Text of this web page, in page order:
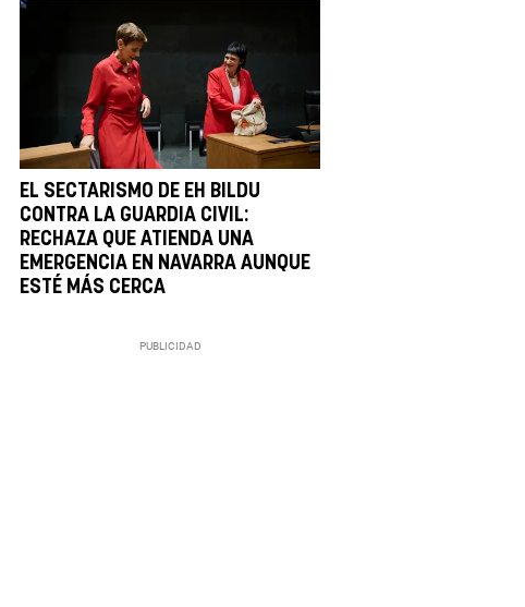
EL SECTARISMO DE EH BILDU
CONTRA LA GUARDIA CIVIL:
RECHAZA QUE ATIENDA UNA
EMERGENCIA EN NAVARRA AUNQUE
ESTÉ MÁS CERCA